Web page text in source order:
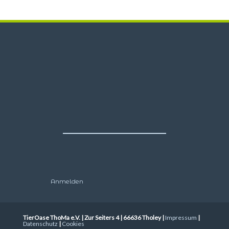
Anmelden
TierOase ThoMa e.V. | Zur Seiters 4 | 66636 Tholey |Impressum |
Datenschutz | Cookies